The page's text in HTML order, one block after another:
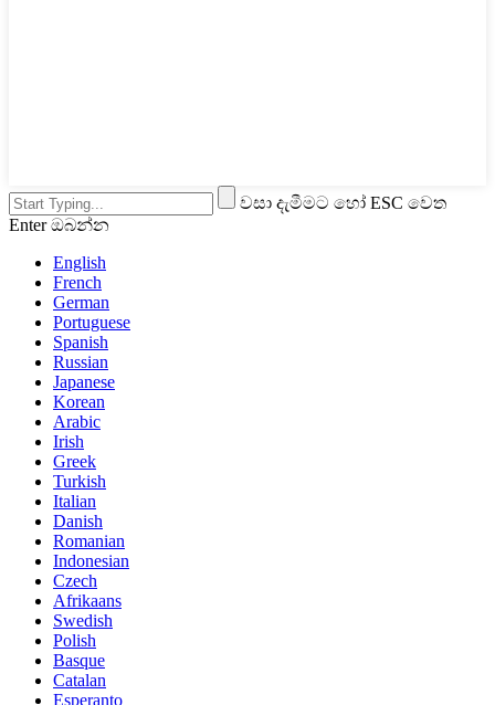
වසා දැමීමට හෝ ESC වෙත
Enter ඔබන්න
English
French
German
Portuguese
Spanish
Russian
Japanese
Korean
Arabic
Irish
Greek
Turkish
Italian
Danish
Romanian
Indonesian
Czech
Afrikaans
Swedish
Polish
Basque
Catalan
Esperanto